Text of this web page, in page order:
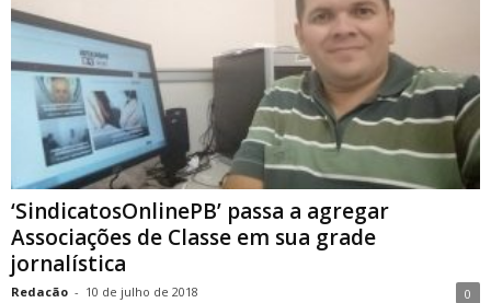
‘SindicatosOnlinePB’ passa a agregar
Associações de Classe em sua grade
jornalística
Redacão - 10 de julho de 2018 0